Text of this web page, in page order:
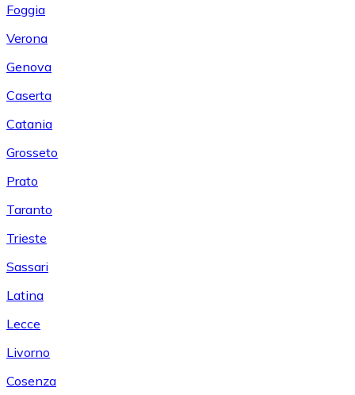
Foggia
Verona
Genova
Caserta
Catania
Grosseto
Prato
Taranto
Trieste
Sassari
Latina
Lecce
Livorno
Cosenza